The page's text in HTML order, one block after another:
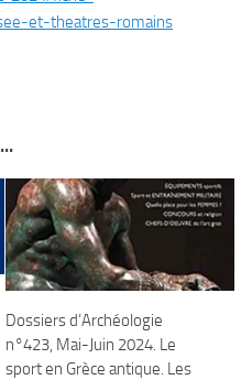
et-theatres-romains
Dossiers d’Archéologie
n°423, Mai-Juin 2024. Le
sport en Grèce antique. Les